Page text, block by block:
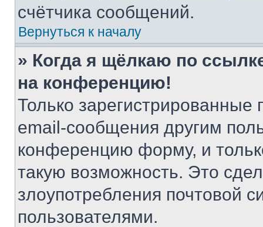
счётчика сообщений.
Вернуться к началу
» Когда я щёлкаю по
на конференцию!
Только зарегистрированные
email-сообщения другим
конференцию форму, и
такую возможность. Это
злоупотребления почтовой
пользователями.